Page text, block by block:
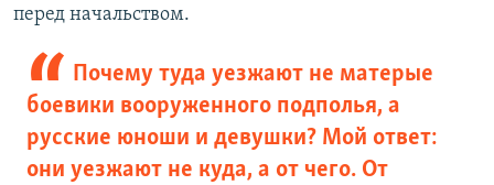
перед начальством.
Почему туда уезжают не матерые
боевики вооруженного подполья, а
русские юноши и девушки? Мой ответ:
они уезжают не куда, а от чего. От